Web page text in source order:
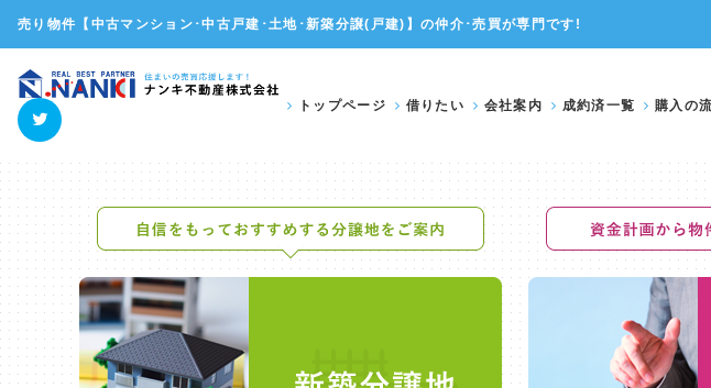
売り物件【中古マンション･中古戸建･土地･新築分譲(戸建)】の仲介･売買が専門です!
トップページ 借りたい 会社案内 成約済一覧 購入の